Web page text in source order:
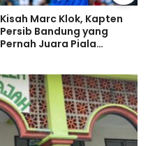
Kisah Marc Klok, Kapten
Persib Bandung yang
Pernah Juara Piala